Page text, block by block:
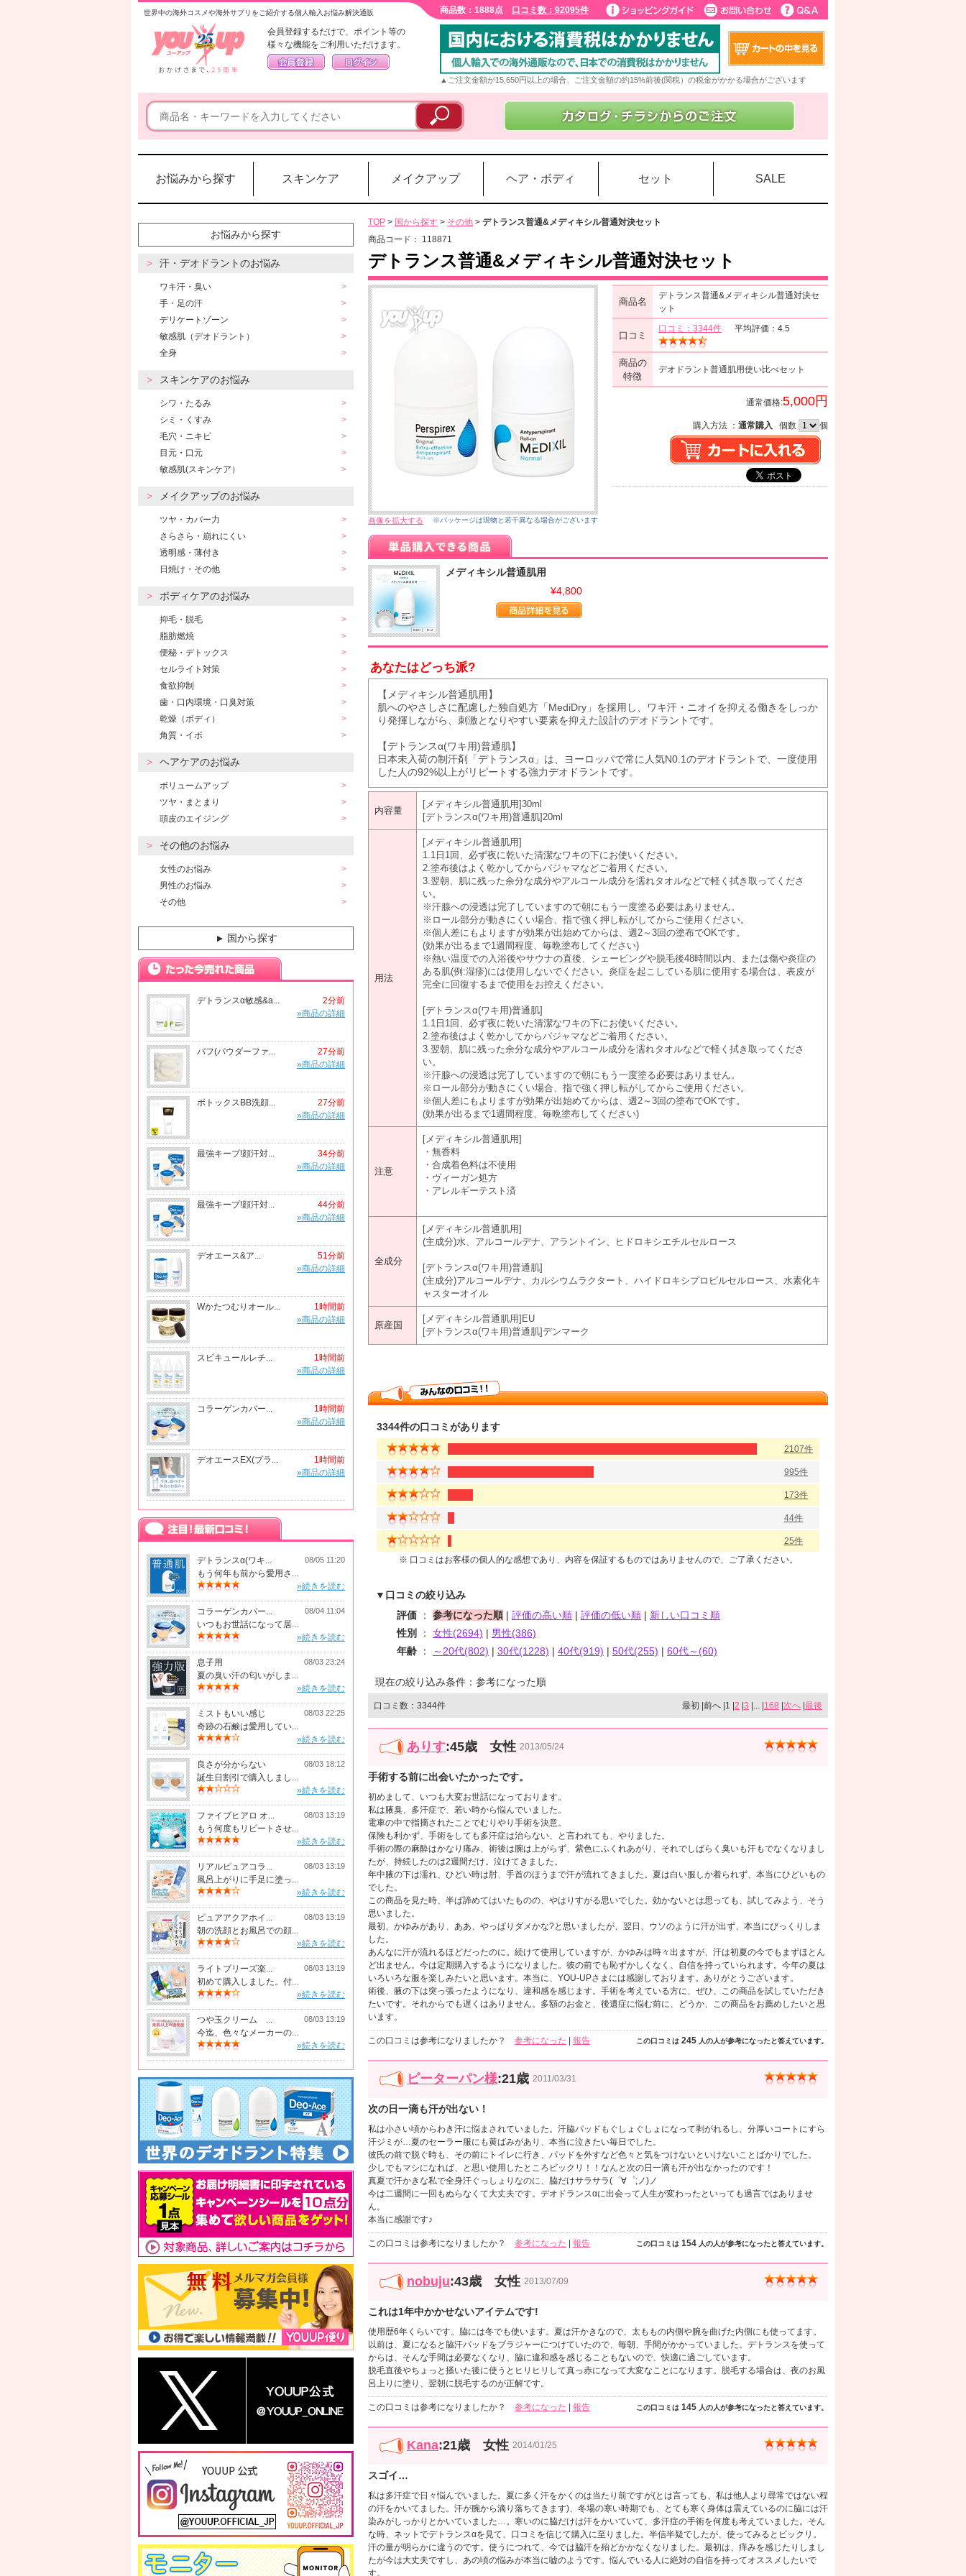
世界中の海外コスメや海外サプリをご紹介する個人輸入お悩み解決通販 商品数：1888点 口コミ数：92095件
会員登録するだけで、ポイント等の
様々な機能をご利用いただけます。
▲ご注文金額が15,650円以上の場合、ご注文金額の約15%前後(関税）の税金がかかる場合がございます
お悩みから探す スキンケア メイクアップ ヘア・ボディ セット SALE
お悩みから探す
汗・デオドラントのお悩み
ワキ汗・臭い
手・足の汗
デリケートゾーン
敏感肌（デオドラント）
全身
スキンケアのお悩み
シワ・たるみ
シミ・くすみ
毛穴・ニキビ
目元・口元
敏感肌(スキンケア）
メイクアップのお悩み
ツヤ・カバー力
さらさら・崩れにくい
透明感・薄付き
日焼け・その他
ボディケアのお悩み
抑毛・脱毛
脂肪燃焼
便秘・デトックス
セルライト対策
食欲抑制
歯・口内環境・口臭対策
乾燥（ボディ）
角質・イボ
ヘアケアのお悩み
ボリュームアップ
ツヤ・まとまり
頭皮のエイジング
その他のお悩み
女性のお悩み
男性のお悩み
その他
▼ 国から探す
デトランスα敏感&a...
2分前
»商品の詳細
パフ(パウダーファ...
27分前
»商品の詳細
ボトックスBB洗顔...
27分前
»商品の詳細
最強キープ!顔汗対...
34分前
»商品の詳細
最強キープ!顔汗対...
44分前
»商品の詳細
デオエース&ア...
51分前
»商品の詳細
Wかたつむりオール...
1時間前
»商品の詳細
スピキュールレチ...
1時間前
»商品の詳細
コラーゲンカバー...
1時間前
»商品の詳細
デオエースEX(プラ...
1時間前
»商品の詳細
デトランスα(ワキ... 08/05 11:20
もう何年も前から愛用さ...
»続きを読む
コラーゲンカバー... 08/04 11:04
いつもお世話になって居...
»続きを読む
息子用 08/03 23:24
夏の臭い汗の匂いがしま...
»続きを読む
ミストもいい感じ 08/03 22:25
奇跡の石鹸は愛用してい...
»続きを読む
良さが分からない 08/03 18:12
誕生日割引で購入しまし...
»続きを読む
ファイブヒアロ オ... 08/03 13:19
もう何度もリピートさせ...
»続きを読む
リアルピュアコラ... 08/03 13:19
風呂上がりに手足に塗っ...
»続きを読む
ピュアアクアホイ... 08/03 13:19
朝の洗顔とお風呂での顔...
»続きを読む
ライトブリーズ楽... 08/03 13:19
初めて購入しました。付...
»続きを読む
つや玉クリーム ... 08/03 13:19
今迄、色々なメーカーの...
»続きを読む
TOP > 国から探す > その他 > デトランス普通&メディキシル普通対決セット
商品コード： 118871
デトランス普通&メディキシル普通対決セット
画像を拡大する ※パッケージは現物と若干異なる場合がございます
商品名
デトランス普通&メディキシル普通対決セ
ット
口コミ
口コミ：3344件 平均評価：4.5
商品の
特徴
デオドラント普通肌用使い比べセット
通常価格:5,000円
購入方法 ： 通常購入 個数 個
メディキシル普通肌用
¥4,800
あなたはどっち派?
【メディキシル普通肌用】
肌へのやさしさに配慮した独自処方「MediDry」を採用し、ワキ汗・ニオイを抑える働きをしっか
り発揮しながら、刺激となりやすい要素を抑えた設計のデオドラントです。
【デトランスα(ワキ用)普通肌】
日本未入荷の制汗剤「デトランスα」は、ヨーロッパで常に人気N0.1のデオドラントで、一度使用
した人の92%以上がリピートする強力デオドラントです。
内容量
[メディキシル普通肌用]30ml
[デトランスα(ワキ用)普通肌]20ml
用法
[メディキシル普通肌用]
1.1日1回、必ず夜に乾いた清潔なワキの下にお使いください。
2.塗布後はよく乾かしてからパジャマなどご着用ください。
3.翌朝、肌に残った余分な成分やアルコール成分を濡れタオルなどで軽く拭き取ってくださ
い。
※汗腺への浸透は完了していますので朝にもう一度塗る必要はありません。
※ロール部分が動きにくい場合、指で強く押し転がしてからご使用ください。
※個人差にもよりますが効果が出始めてからは、週2～3回の塗布でOKです。
(効果が出るまで1週間程度、毎晩塗布してください)
※熱い温度での入浴後やサウナの直後、シェービングや脱毛後48時間以内、または傷や炎症の
ある肌(例:湿疹)には使用しないでください。炎症を起こしている肌に使用する場合は、表皮が
完全に回復するまで使用をお控えください。
[デトランスα(ワキ用)普通肌]
1.1日1回、必ず夜に乾いた清潔なワキの下にお使いください。
2.塗布後はよく乾かしてからパジャマなどご着用ください。
3.翌朝、肌に残った余分な成分やアルコール成分を濡れタオルなどで軽く拭き取ってくださ
い。
※汗腺への浸透は完了していますので朝にもう一度塗る必要はありません。
※ロール部分が動きにくい場合、指で強く押し転がしてからご使用ください。
※個人差にもよりますが効果が出始めてからは、週2～3回の塗布でOKです。
(効果が出るまで1週間程度、毎晩塗布してください)
注意
[メディキシル普通肌用]
・無香料
・合成着色料は不使用
・ヴィーガン処方
・アレルギーテスト済
全成分
[メディキシル普通肌用]
(主成分)水、アルコールデナ、アラントイン、ヒドロキシエチルセルロース
[デトランスα(ワキ用)普通肌]
(主成分)アルコールデナ、カルシウムラクタート、ハイドロキシプロピルセルロース、水素化キ
ャスターオイル
原産国
[メディキシル普通肌用]EU
[デトランスα(ワキ用)普通肌]デンマーク
3344件の口コミがあります
2107件
995件
173件
44件
25件
※ 口コミはお客様の個人的な感想であり、内容を保証するものではありませんので、ご了承ください。
▼口コミの絞り込み
評価 ： 参考になった順 | 評価の高い順 | 評価の低い順 | 新しい口コミ順
性別
： 女性(2694) | 男性(386)
年齢 ： ～20代(802) | 30代(1228) | 40代(919) | 50代(255) | 60代～(60)
現在の絞り込み条件：参考になった順
口コミ数：3344件 最初 |前へ |1 | 2 3 |... | 168 次へ 最後
ありす:45歳 女性 2013/05/24
手術する前に出会いたかったです。
初めまして、いつも大変お世話になっております。
私は腋臭、多汗症で、若い時から悩んでいました。
電車の中で指摘されたことでむりやり手術を決意。
保険も利かず、手術をしても多汗症は治らない、と言われても、やりました。
手術の際の麻酔はかなり痛み、術後は腕は上がらず、紫色にふくれあがり、それでしばらく臭いも汗もでなくなりまし
たが、持続したのは2週間だけ。泣けてきました。
年中腋の下は濡れ、ひどい時は肘、手首のほうまで汗が流れてきました。夏は白い服しか着られず、本当にひどいもの
でした。
この商品を見た時、半ば諦めてはいたものの、やはりすがる思いでした。効かないとは思っても、試してみよう、そう
思いました。
最初、かゆみがあり、ああ、やっぱりダメかな?と思いましたが、翌日、ウソのように汗が出ず、本当にびっくりしま
した。
あんなに汗が流れるほどだったのに。続けて使用していますが、かゆみは時々出ますが、汗は初夏の今でもまずほとん
ど出ません。今は定期購入するようになりました。彼の前でも恥ずかしくなく、自信を持っていられます。今年の夏は
いろいろな服を楽しみたいと思います。本当に、YOU-UPさまには感謝しております。ありがとうございます。
術後、腋の下は突っ張ったようになり、違和感を感じます。手術を考えている方に、ぜひ、この商品を試していただき
たいです。それからでも遅くはありません。多額のお金と、後遺症に悩む前に、どうか、この商品をお薦めしたいと思
います。
この口コミは 245 人の人が参考になったと答えています。
この口コミは参考になりましたか？ 参考になった 報告
ピーターパン様:21歳 2011/03/31
次の日一滴も汗が出ない！
私は小さい頃からわき汗に悩まされていました。汗脇パッドもぐしょぐしょになって剥がれるし、分厚いコートにすら
汗ジミが…夏のセーラー服にも黄ばみがあり、本当に泣きたい毎日でした。
彼氏の前で脱ぐ時も、その前にトイレに行き、パッドを外すなど色々と気をつけないといけないことばかりでした。
少しでもマシになれば、と思い使用したところビックリ！！なんと次の日一滴も汗が出なかったのです！
真夏で汗かきな私で全身汗ぐっしょりなのに、脇だけサラサラ(゜∀゜;ノ)ノ
今は二週間に一回もぬらなくて大丈夫です。デオドランスαに出会って人生が変わったといっても過言ではありませ
ん。
本当に感謝です♪
この口コミは 154 人の人が参考になったと答えています。
この口コミは参考になりましたか？ 参考になった 報告
nobuju:43歳 女性 2013/07/09
これは1年中かかせないアイテムです!
使用歴6年くらいです。脇には冬でも使います。夏は汗かきなので、太ももの内側や腕を曲げた内側にも使ってます。
以前は、夏になると脇汗パッドをブラジャーにつけていたので、毎朝、手間がかかっていました。デトランスを使って
からは、そんな手間は必要なくなり、脇に違和感を感じることもないので、快適に過ごしています。
脱毛直後やちょっと掻いた後に使うとヒリヒリして真っ赤になって大変なことになります。脱毛する場合は、夜のお風
呂上りに塗り、翌朝に脱毛するのが正解です。
この口コミは 145 人の人が参考になったと答えています。
この口コミは参考になりましたか？ 参考になった 報告
Kana:21歳 女性 2014/01/25
スゴイ…
私は多汗症で日々悩んでいました。夏に多く汗をかくのは当たり前ですが(とは言っても、私は他人より尋常ではない程
の汗をかいてました。汗が腕から滴り落ちてきます)、冬場の寒い時期でも、とても寒く身体は震えているのに脇には汗
染みがしっかりとかいていました…。寒いのに脇だけは汗をかいていて、多汗症の手術を何度も考えていました。そん
な時、ネットでデトランスαを見て、口コミを信じて購入に至りました。半信半疑でしたが、使ってみるとビックリ。
汗の量が明らかに違うのです。使うにつれて、今では脇汗を殆どかかなくなりました。最初は、痒みを感じたりしまし
たが今は大丈夫ですし、あの頃の悩みが本当に嘘のようです。悩んでいる人に絶対の自信を持ってオススメしたいで
す。